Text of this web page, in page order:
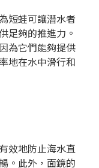
短蛙可讓潛水者
足夠的推進力。
為它們能夠提供
地在水中滑行和
效地防止海水直
。此外，面鏡的